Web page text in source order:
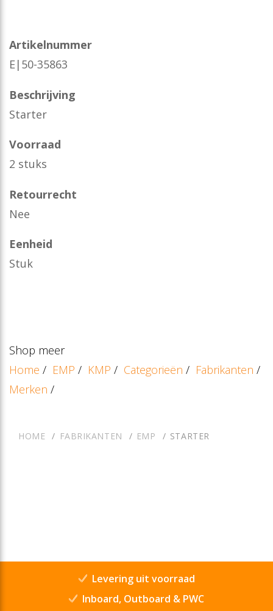
Artikelnummer
E|50-35863
Beschrijving
Starter
Voorraad
2 stuks
Retourrecht
Nee
Eenheid
Stuk
Shop meer
Home / EMP / KMP / Categorieën / Fabrikanten /
Merken /
HOME FABRIKANTEN EMP STARTER
Levering uit voorraad
Inboard, Outboard & PWC